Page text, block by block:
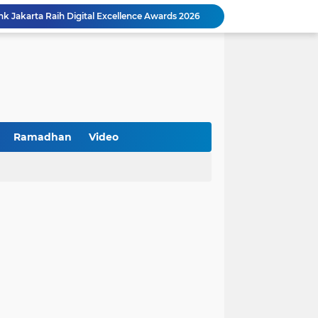
Jakarta Raih Digital Excellence Awards 2026
Peringatan HAN 2026, Pemerintah Pusat Apresiasi Komitmen Surabaya Penuhi Hak dan Lindungi Anak
Kikin Siapkan Program untuk Memajukan NU
Ramadhan Video